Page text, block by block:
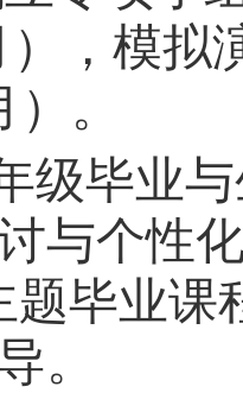
），模拟
）。
级毕业
与个性
题毕业课
。